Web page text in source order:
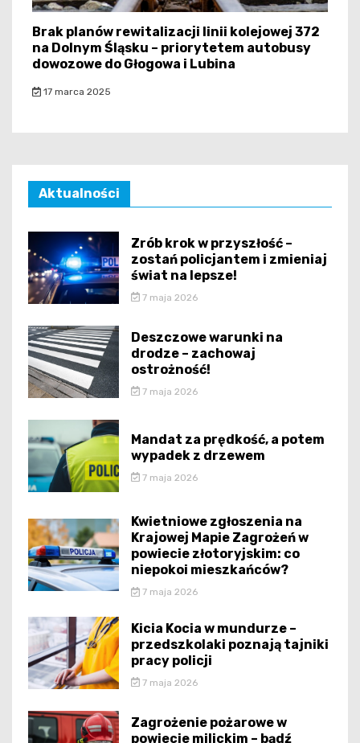
Brak planów rewitalizacji linii kolejowej 372
na Dolnym Śląsku – priorytetem autobusy
dowozowe do Głogowa i Lubina
17 marca 2025
Aktualności
Zrób krok w przyszłość –
zostań policjantem i zmieniaj
świat na lepsze!
7 maja 2026
Deszczowe warunki na
drodze – zachowaj
ostrożność!
7 maja 2026
Mandat za prędkość, a potem
wypadek z drzewem
7 maja 2026
Kwietniowe zgłoszenia na
Krajowej Mapie Zagrożeń w
powiecie złotoryjskim: co
niepokoi mieszkańców?
7 maja 2026
Kicia Kocia w mundurze –
przedszkolaki poznają tajniki
pracy policji
7 maja 2026
Zagrożenie pożarowe w
powiecie milickim – bądź